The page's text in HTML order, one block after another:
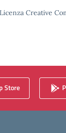
Creative
Store